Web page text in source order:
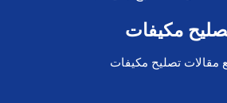
مكيفات
مقالات تصليح مكيفات